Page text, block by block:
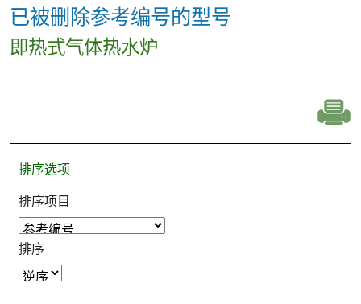
已被删除参考编号的型号
即热式气体热水炉
排序选项
排序项目
排序